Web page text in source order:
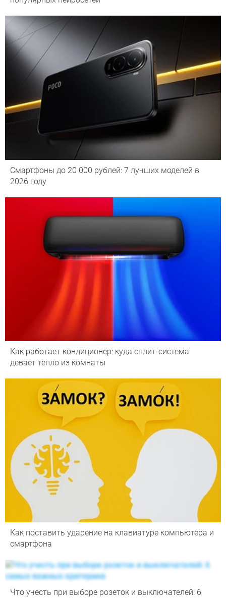
Смартфоны до 20 000 рублей: 7 лучших моделей в
2026 году
Как работает кондиционер: куда сплит-система
девает тепло из комнаты
Как поставить ударение на клавиатуре компьютера и
смартфона
Что учесть при выборе розеток и выключателей: 6